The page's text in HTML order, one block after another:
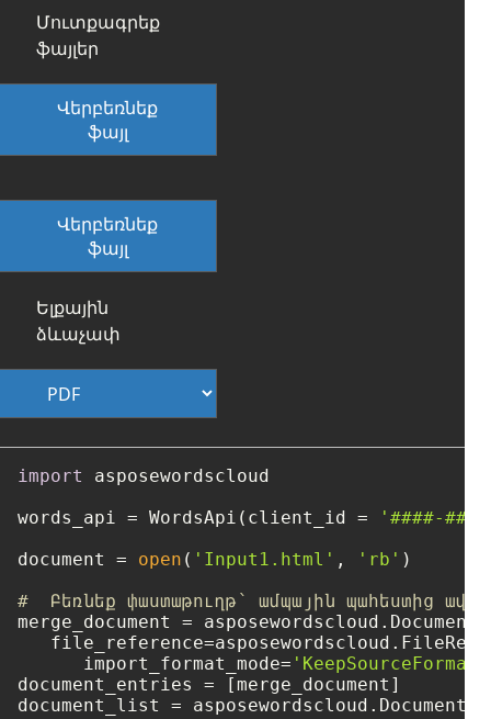
Մուտքագրեք
ֆայլեր
Վերբեռնեք
ֆայլ
Վերբեռնեք
ֆայլ
Ելքային
ձևաչափ
import
asposewordscloud
words_api = WordsApi(client_id =
'####-
document = open ( 'Input1.html' , 'rb' )
#  Բեռնեք փաստաթուղթ՝ ամպային պահեստից
merge_document =
      import_format_mode=
document_entries = [merge_document]
document_list =